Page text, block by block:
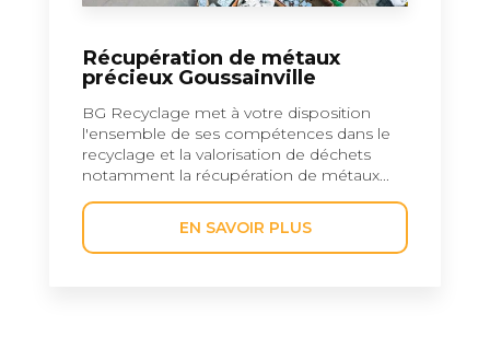
Récupération de métaux
précieux Goussainville
BG Recyclage met à votre disposition
l'ensemble de ses compétences dans le
recyclage et la valorisation de déchets
notamment la récupération de métaux...
EN SAVOIR PLUS